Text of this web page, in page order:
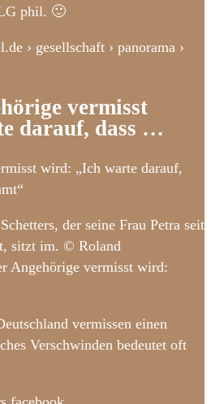
phil. 🙂
› gesellschaft › panorama ›
vermisst
darauf, dass …
wird: „Ich warte darauf,
der seine Frau Petra seit
sitzt im. © Roland
Angehörige vermisst wird:
vermissen einen
Verschwinden bedeutet oft